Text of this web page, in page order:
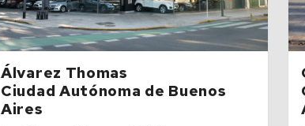
Álvarez Thomas
Ciudad Autónoma de Buenos
Aires